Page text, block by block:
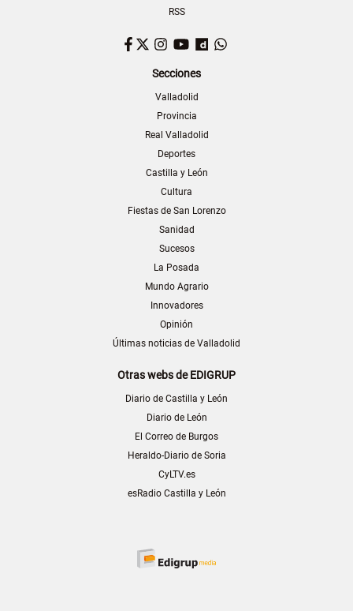
RSS
Facebook
TwitterInstagram
YouTubeDailymotion
Secciones
Valladolid
Provincia
Real Valladolid
Deportes
Castilla y León
Cultura
Fiestas de San Lorenzo
Sanidad
Sucesos
La Posada
Mundo Agrario
Innovadores
Opinión
Últimas noticias de Valladolid
Otras webs de EDIGRUP
Diario de Castilla y León
Diario de León
El Correo de Burgos
Heraldo-Diario de Soria
CyLTV.es
esRadio Castilla y León